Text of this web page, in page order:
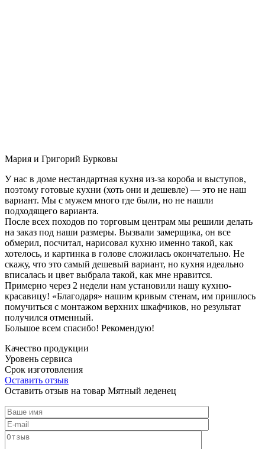
Мария и Григорий Бурковы
У нас в доме нестандартная кухня из-за короба и выступов,
поэтому готовые кухни (хоть они и дешевле) — это не наш
вариант. Мы с мужем много где были, но не нашли
подходящего варианта.
После всех походов по торговым центрам мы решили делать
на заказ под наши размеры. Вызвали замерщика, он все
обмерил, посчитал, нарисовал кухню именно такой, как
хотелось, и картинка в голове сложилась окончательно. Не
скажу, что это самый дешевый вариант, но кухня идеально
вписалась и цвет выбрала такой, как мне нравится.
Примерно через 2 недели нам установили нашу кухню-
красавицу! «Благодаря» нашим кривым стенам, им пришлось
помучиться с монтажом верхних шкафчиков, но результат
получился отменный.
Большое всем спасибо! Рекомендую!
Качество продукции
Уровень сервиса
Срок изготовления
Оставить отзыв
Оставить отзыв на товар Мятный леденец